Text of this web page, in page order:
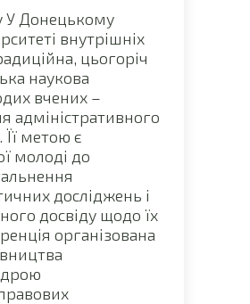
У Донецькому
внутрішніх
цьогоріч
наукова
вчених –
адміністративного
Її метою є
молоді до
досліджень і
досвіду щодо їх
організована